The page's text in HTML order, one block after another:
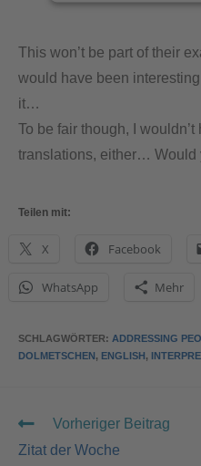
einrichten, um
powered by
This won’t be part of their
would have been
it…
To be fair though, I
translations, either… Would
Teilen mit:
X Facebook
WhatsApp Mehr
SCHLAGWÖRTER: ADDRESSING
DOLMETSCHEN, ENGLISH,
Vorheriger Beitrag
Zitat der Woche